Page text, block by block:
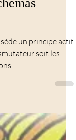
retourner
et
un principe actif